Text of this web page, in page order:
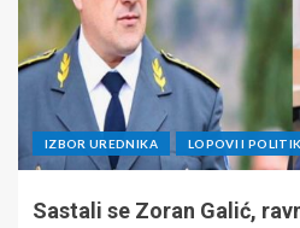
IZBOR UREDNIKA LOPOVI I
Sastali se Zoran Galić,